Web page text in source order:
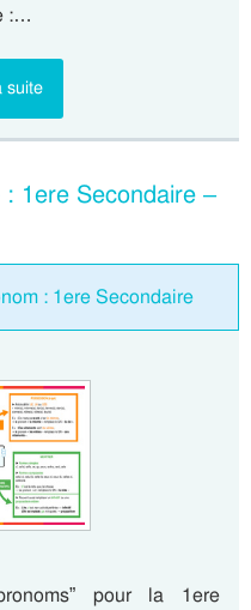
:…
suite
1ere Secondaire –
: 1ere Secondaire
pour la 1ere